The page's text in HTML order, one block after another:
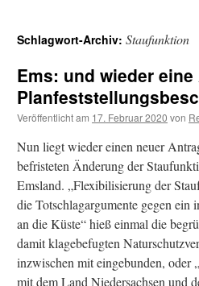
Schlagwort-Archiv: Staufunktion
Ems: und wieder
Veröffentlicht am 17. Februar 2020 von
Nun liegt wieder einen neuer
befristeten Änderung der
Emsland. „Flexibilisierung der
die Totschlagargumente gegen ein
an die Küste“ hieß einmal die
damit klagebefugten
inzwischen mit eingebunden, oder
mit dem Land Niedersachsen und